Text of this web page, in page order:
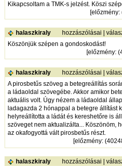
Kikapcsoltam a TMK-s jelzést. Köszi
[előzmény:
halaszkiraly hozzászólásai |
Köszönjük szépen a gondoskodást!
[előzmény:
halaszkiraly hozzászólásai |
A pirosbetűs szöveg a betegreállítás
a ládaoldal szövegébe. Akkor amikor
aktuális volt. Úgy nézem a ládaoldal
ladagazda 2 hónappal a betegre állítást
helyreállította a ládát és kereshetőre is
szöveget nem aktualizálta... Köszönöm,
az okafogyottá vált pirosbetűs részt.
[előzmény:
halaszkiraly hozzászólásai |